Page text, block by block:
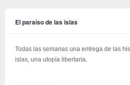
El paraíso de las islas
Todas las semanas una entrega de las
islas, una utopía libertaria.